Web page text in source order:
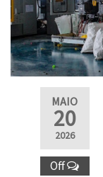
MAIO
20
2026
Off